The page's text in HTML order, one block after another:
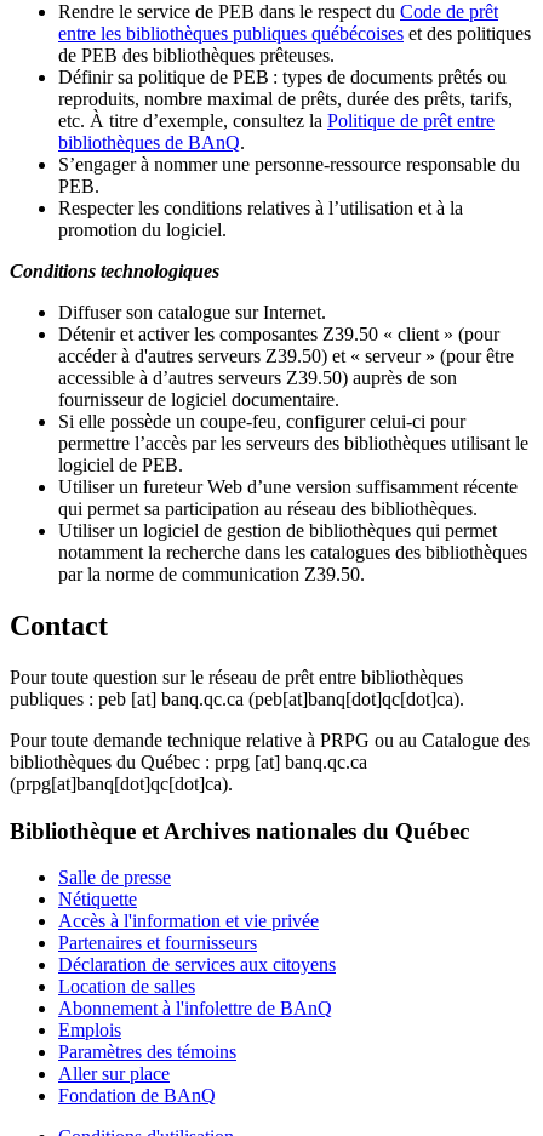
Rendre le service de PEB dans le respect du Code de prêt
entre les bibliothèques publiques québécoises et des politiques
de PEB des bibliothèques prêteuses.
Définir sa politique de PEB : types de documents prêtés ou
reproduits, nombre maximal de prêts, durée des prêts, tarifs,
etc. À titre d’exemple, consultez la Politique de prêt entre
bibliothèques de BAnQ.
S’engager à nommer une personne-ressource responsable du
PEB.
Respecter les conditions relatives à l’utilisation et à la
promotion du logiciel.
Conditions technologiques
Diffuser son catalogue sur Internet.
Détenir et activer les composantes Z39.50 « client » (pour
accéder à d'autres serveurs Z39.50) et « serveur » (pour être
accessible à d’autres serveurs Z39.50) auprès de son
fournisseur de logiciel documentaire.
Si elle possède un coupe-feu, configurer celui-ci pour
permettre l’accès par les serveurs des bibliothèques utilisant le
logiciel de PEB.
Utiliser un fureteur Web d’une version suffisamment récente
qui permet sa participation au réseau des bibliothèques.
Utiliser un logiciel de gestion de bibliothèques qui permet
notamment la recherche dans les catalogues des bibliothèques
par la norme de communication Z39.50.
Contact
Pour toute question sur le réseau de prêt entre bibliothèques
publiques : peb [at] banq.qc.ca (peb[at]banq[dot]qc[dot]ca).
Pour toute demande technique relative à PRPG ou au Catalogue des
bibliothèques du Québec : prpg [at] banq.qc.ca
(prpg[at]banq[dot]qc[dot]ca).
Bibliothèque et Archives nationales du Québec
Salle de presse
Nétiquette
Accès à l'information et vie privée
Partenaires et fournisseurs
Déclaration de services aux citoyens
Location de salles
Abonnement à l'infolettre de BAnQ
Emplois
Paramètres des témoins
Aller sur place
Fondation de BAnQ